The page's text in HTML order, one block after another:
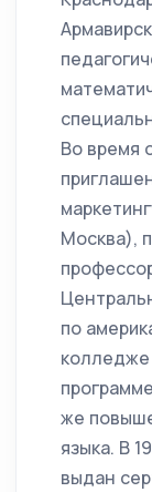
Во время
Москва),
по
же
языка. В
выдан